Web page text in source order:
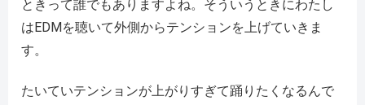
ときって誰でもありますよね。そういうときにわたし
はEDMを聴いて外側からテンションを上げていきま
す。
たいていテンションが上がりすぎて踊りたくなるんで